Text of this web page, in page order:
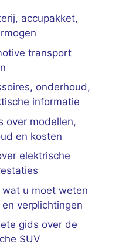
accupakket,
transport
onderhoud,
informatie
over modellen,
en kosten
elektrische
wat u moet weten
verplichtingen
gids over de
SUV